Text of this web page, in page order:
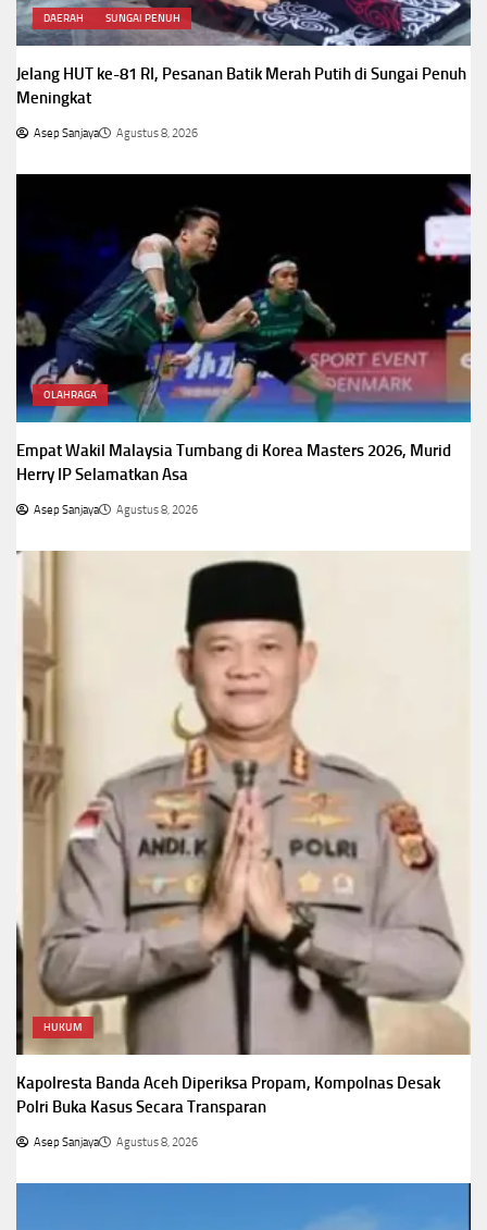
DAERAH SUNGAI PENUH
Jelang HUT ke-81 RI, Pesanan Batik Merah Putih di Sungai Penuh
Meningkat
Asep Sanjaya Agustus 8, 2026
OLAHRAGA
Empat Wakil Malaysia Tumbang di Korea Masters 2026, Murid
Herry IP Selamatkan Asa
Asep Sanjaya Agustus 8, 2026
HUKUM
Kapolresta Banda Aceh Diperiksa Propam, Kompolnas Desak
Polri Buka Kasus Secara Transparan
Asep Sanjaya Agustus 8, 2026